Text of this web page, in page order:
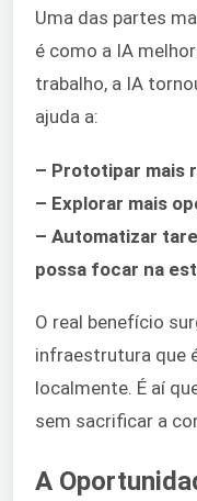
Uma das partes
é como a IA
trabalho, a IA
ajuda a:
– Prototipar mais
– Explorar mais
– Automatizar
possa focar na
O real benefício
infraestrutura que
localmente. É aí
sem sacrificar a
A